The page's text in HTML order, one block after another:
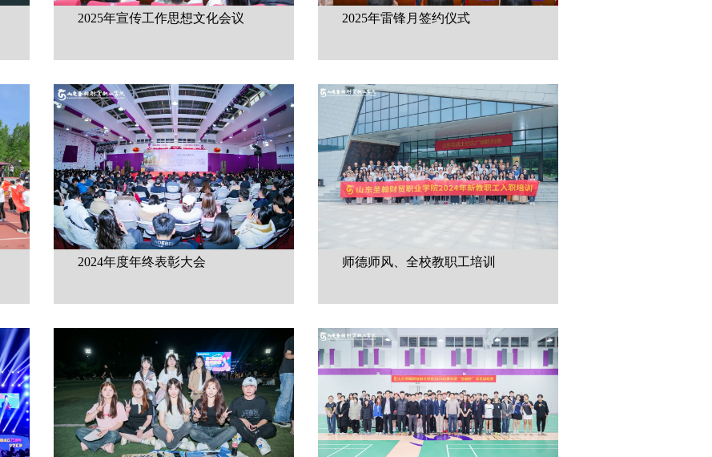
2025年宣传工作思想文化会议 2025年雷锋月签约仪式
2024年度年终表彰大会 师德师风、全校教职工培训